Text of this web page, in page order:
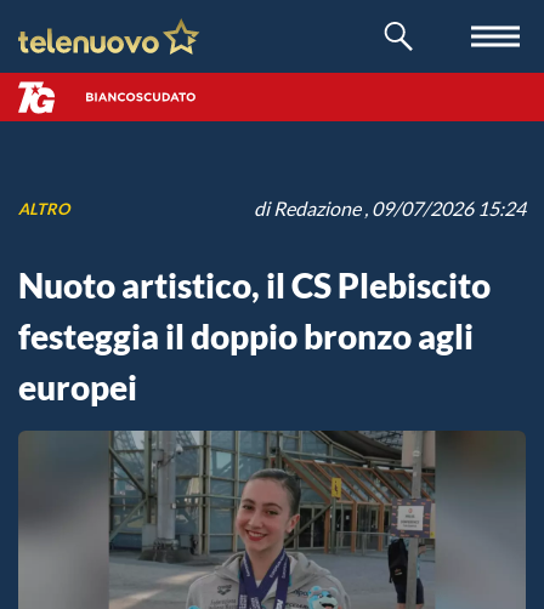
ALTRO diRedazione, 09/07/2026 15:24
Nuoto artistico, il CS Plebiscito
festeggia il doppio bronzo agli
europei